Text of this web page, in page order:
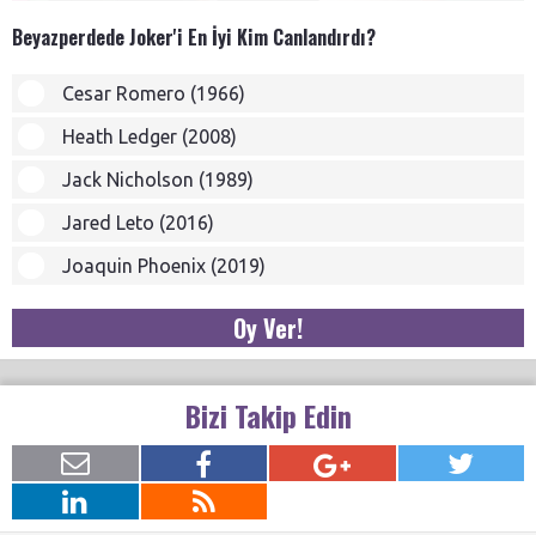
Beyazperdede Joker'i En İyi Kim Canlandırdı?
Cesar Romero (1966)
Heath Ledger (2008)
Jack Nicholson (1989)
Jared Leto (2016)
Joaquin Phoenix (2019)
Oy Ver!
Bizi Takip Edin